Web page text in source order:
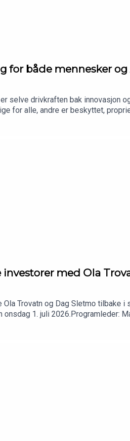
for både mennesker og
selve drivkraften bak innovasjon
for alle, andre er beskyttet,
og sensorer. Og nettopp disse
Leo Rundgren Olsen fra DNB
med Ola
Trovatn og Dag Sletmo tilbake
1. juli 2026.Programleder:
Office